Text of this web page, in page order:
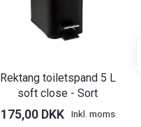
Rektang toiletspand 5 L
soft close - Sort
175,00 DKK Inkl. moms